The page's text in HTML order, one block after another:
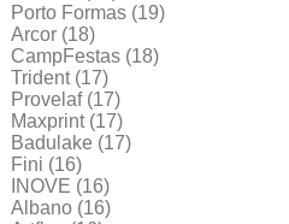
Porto Formas (19)
Arcor (18)
CampFestas (18)
Trident (17)
Provelaf (17)
Maxprint (17)
Badulake (17)
Fini (16)
INOVE (16)
Albano (16)